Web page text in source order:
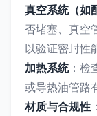
真空系统（如
否堵塞、真空
以验证密封性
加热系统：检
或导热油管路
材质与合规性